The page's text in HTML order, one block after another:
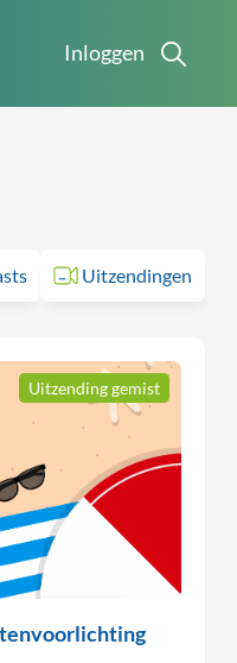
Inloggen
Uitzendingen
Uitzending gemist